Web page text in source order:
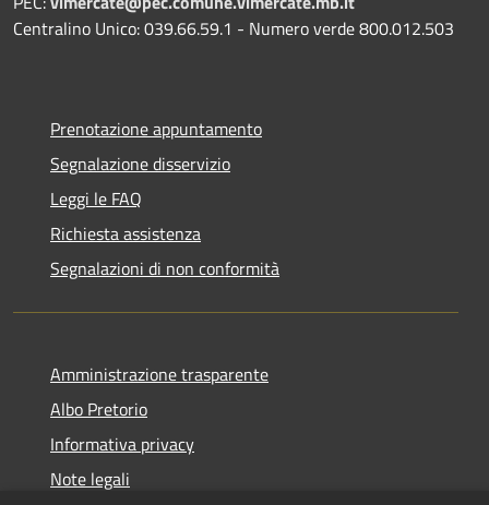
Centralino Unico: 039.66.59.1 - Numero verde 800.012.503
Prenotazione appuntamento
Segnalazione disservizio
Leggi le FAQ
Richiesta assistenza
Segnalazioni di non conformità
Amministrazione trasparente
Albo Pretorio
Informativa privacy
Note legali